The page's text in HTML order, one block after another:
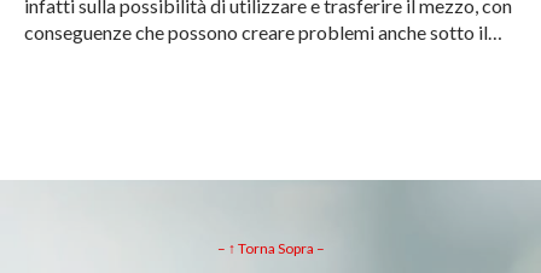
infatti sulla possibilità di utilizzare e trasferire il mezzo, con
conseguenze che possono creare problemi anche sotto il…
– ↑ Torna Sopra –